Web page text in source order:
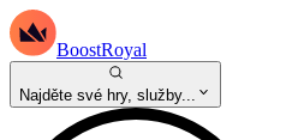
BoostRoyal
Najděte své hry, služby...